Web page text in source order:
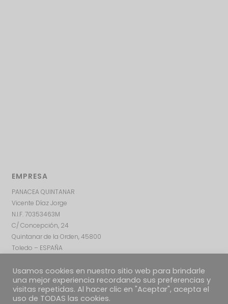
EMPRESA
PANACEA QUINTANAR
Vicente Díaz Jorge
N.I.F. 70353463M
C/ Concepción, 24
Quintanar de la Orden, 45800
Toledo – ESPAÑA
Usamos cookies en nuestro sitio web para brindarle
una mejor experiencia recordando sus preferencias y
visitas repetidas. Al hacer clic en "Aceptar", acepta el
uso de TODAS las cookies.